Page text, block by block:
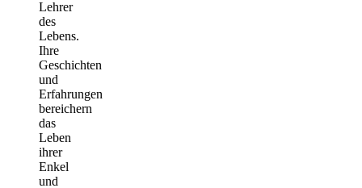
Lehrer
des
Lebens.
Ihre
Geschichten
und
Erfahrungen
bereichern
das
Leben
ihrer
Enkel
und